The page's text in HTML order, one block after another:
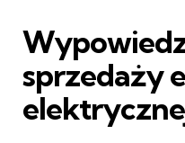
sprzedaży